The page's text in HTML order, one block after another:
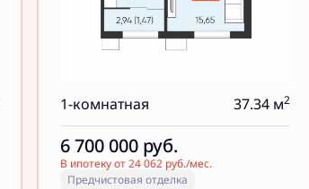
1-комнатная 37.34 м2
6 700 000 руб.
В ипотеку от 24 062 руб./мес.
Предчистовая отделка